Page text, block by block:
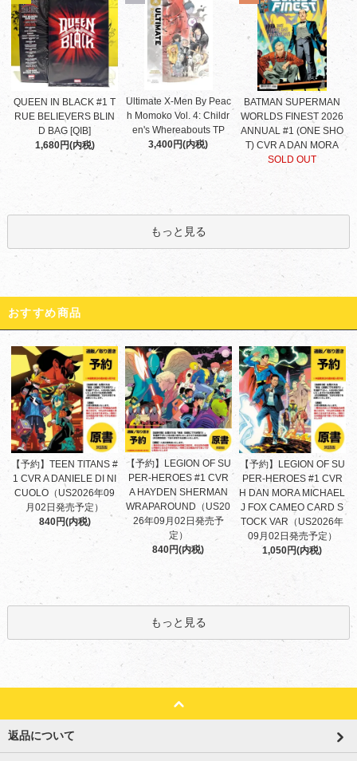
QUEEN IN BLACK #1 T
RUE BELIEVERS BLIN
D BAG [QIB]
1,680円(内税)
Ultimate X-Men By Peac
h Momoko Vol. 4: Childr
en's Whereabouts TP
3,400円(内税)
BATMAN SUPERMAN
WORLDS FINEST 2026
ANNUAL #1 (ONE SHO
T) CVR A DAN MORA
SOLD OUT
もっと見る
おすすめ商品
【予約】TEEN TITANS #
1 CVR A DANIELE DI NI
CUOLO（US2026年09
月02日発売予定）
840円(内税)
【予約】LEGION OF SU
PER-HEROES #1 CVR
A HAYDEN SHERMAN
WRAPAROUND（US20
26年09月02日発売予
定）
840円(内税)
【予約】LEGION OF SU
PER-HEROES #1 CVR
H DAN MORA MICHAEL
J FOX CAMEO CARD S
TOCK VAR（US2026年
09月02日発売予定）
1,050円(内税)
もっと見る
返品について